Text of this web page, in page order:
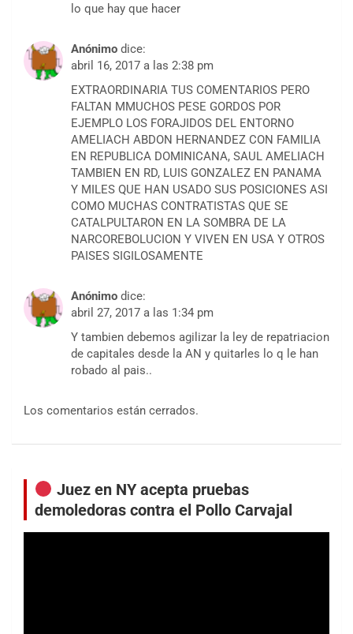
lo que hay que hacer
Anónimo dice:
abril 16, 2017 a las 2:38 pm
EXTRAORDINARIA TUS COMENTARIOS PERO
FALTAN MMUCHOS PESE GORDOS POR
EJEMPLO LOS FORAJIDOS DEL ENTORNO
AMELIACH ABDON HERNANDEZ CON FAMILIA
EN REPUBLICA DOMINICANA, SAUL AMELIACH
TAMBIEN EN RD, LUIS GONZALEZ EN PANAMA
Y MILES QUE HAN USADO SUS POSICIONES ASI
COMO MUCHAS CONTRATISTAS QUE SE
CATALPULTARON EN LA SOMBRA DE LA
NARCOREBOLUCION Y VIVEN EN USA Y OTROS
PAISES SIGILOSAMENTE
Anónimo dice:
abril 27, 2017 a las 1:34 pm
Y tambien debemos agilizar la ley de repatriacion
de capitales desde la AN y quitarles lo q le han
robado al pais..
Los comentarios están cerrados.
Juez en NY acepta pruebas
demoledoras contra el Pollo Carvajal